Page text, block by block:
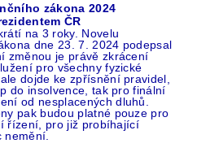
zákona 2024
ČR
na 3 roky. Novelu
dne 23. 7. 2024 podepsal
změnou je právě zkrácení
pro všechny fyzické
dojde ke zpřísnění pravidel,
do insolvence, tak pro finální
od nesplacených dluhů.
pak budou platné pouze pro
řízení, pro již probíhající
nemění.